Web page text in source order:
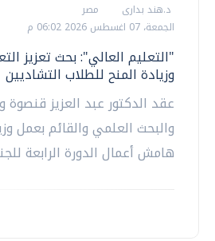
د.هند بدارى
مصر
الجمعة، 07 اغسطس 2026 06:02 م
"التعليم العالي": بحث تعزيز
وزيادة المنح للطلاب التشاديين
عقد الدكتور عبد العزيز قنصوة
والبحث العلمي والقائم بعمل
هامش أعمال الدورة الرابعة